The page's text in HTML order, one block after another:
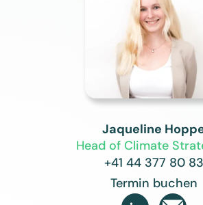
Jaqueline
Head of Climate
+41 44 377 80 83
Termin buchen